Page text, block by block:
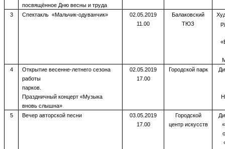
посвящённое Дню весны и труда
3 Спектакль «Мальчик-одуванчик»
02.05.2019
11.00
Балаковский
ТЮЗ
4
Открытие весенне-летнего сезона
работы
парков.
Праздничный концерт «Музыка
вновь слышна»
02.05.2019
17.00
Городской парк
5 Вечер авторской песни
03.05.2019
17.00
Городской
центр искусств